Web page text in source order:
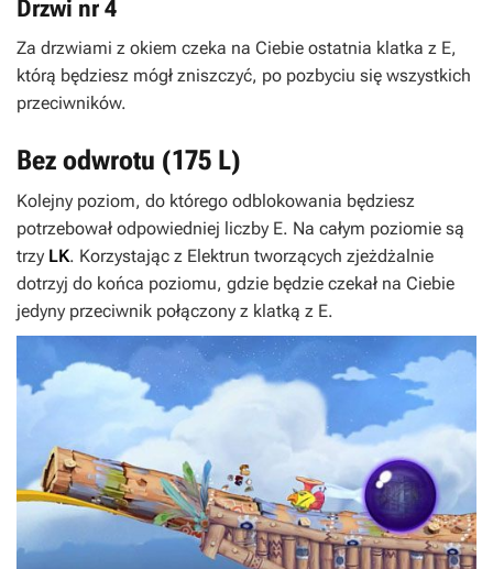
Drzwi nr 4
Za drzwiami z okiem czeka na Ciebie ostatnia klatka z E,
którą będziesz mógł zniszczyć, po pozbyciu się wszystkich
przeciwników.
Bez odwrotu (175 L)
Kolejny poziom, do którego odblokowania będziesz
potrzebował odpowiedniej liczby E. Na całym poziomie są
trzy LK. Korzystając z Elektrun tworzących zjeżdżalnie
dotrzyj do końca poziomu, gdzie będzie czekał na Ciebie
jedyny przeciwnik połączony z klatką z E.